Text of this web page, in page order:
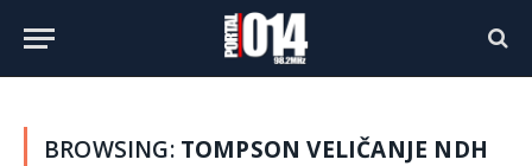
BROWSING: TOMPSON VELIČANJE NDH